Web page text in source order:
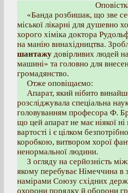
«Банда розбишак, що зве
міської лікарні для душевно
хорого хіміка доктора
на манію винахідництва.
шантажу довірливих людей
машині» та головно для
громадянство.
Отже оповіщаємо:
Апарат, який нібито
розсліджувала спеціальна
головуванням професора Ф.
що цей апарат не має ніякої ні
вартості і є цілком
коробкою, витвором хорої
ненормальної людини.
З огляду на серйозність
якому перебуває Німеччина в
намірами Союзу східних
охорони порядку й оборони